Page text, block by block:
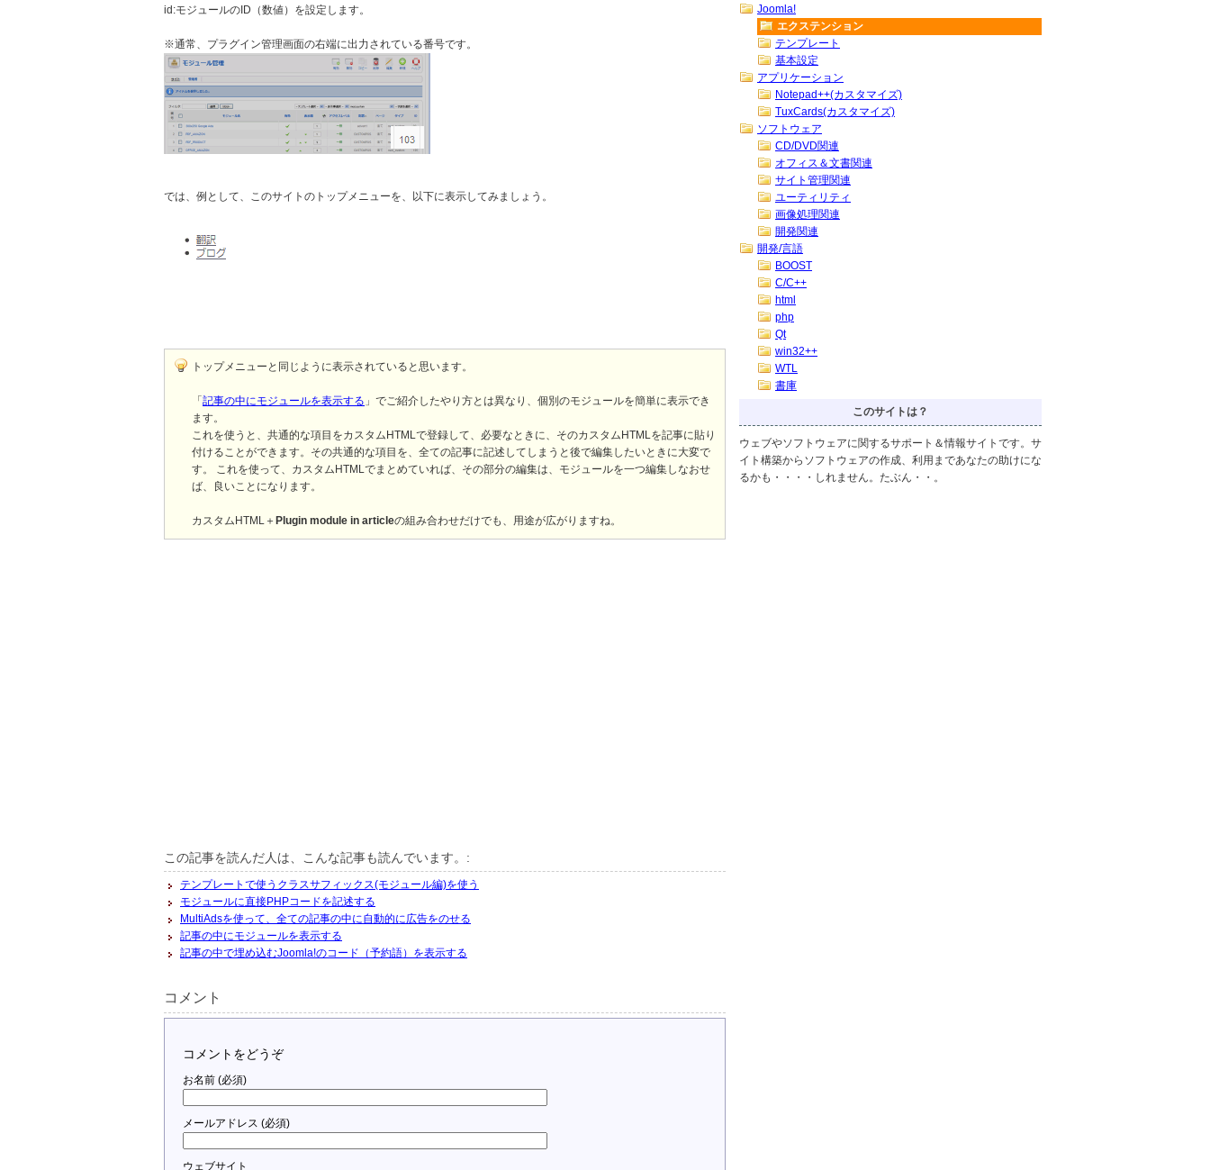
id:モジュールのID（数値）を設定します。
※通常、プラグイン管理画面の右端に出力されている番号です。
では、例として、このサイトのトップメニューを、以下に表示してみましょう。
トップメニューと同じように表示されていると思います。
「 記事の中にモジュールを表示する 」でご紹介したやり方とは異なり、個別のモジュールを簡単に表示でき
ます。
これを使うと、共通的な項目をカスタムHTMLで登録して、必要なときに、そのカスタムHTMLを記事に貼り
付けることができます。その共通的な項目を、全ての記事に記述してしまうと後で編集したいときに大変で
す。 これを使って、カスタムHTMLでまとめていれば、その部分の編集は、モジュールを一つ編集しなおせ
ば、良いことになります。
カスタムHTML＋ Plugin module in articleの組み合わせだけでも、用途が広がりますね。
この記事を読んだ人は、こんな記事も読んでいます。:
テンプレートで使うクラスサフィックス(モジュール編)を使う
モジュールに直接PHPコードを記述する
MultiAdsを使って、全ての記事の中に自動的に広告をのせる
記事の中にモジュールを表示する
記事の中で埋め込むJoomla!のコード（予約語）を表示する
コメント
コメントをどうぞ
お名前 (必須)
メールアドレス (必須)
ウェブサイト
Joomla!
エクステンション
テンプレート
基本設定
アプリケーション
Notepad++(カスタマイズ)
TuxCards(カスタマイズ)
ソフトウェア
CD/DVD関連
オフィス＆文書関連
サイト管理関連
ユーティリティ
画像処理関連
開発関連
開発/言語
BOOST
C/C++
html
php
Qt
win32++
WTL
書庫
このサイトは？
ウェブやソフトウェアに関するサポート＆情報サイトです。サ
イト構築からソフトウェアの作成、利用まであなたの助けにな
るかも・・・・しれません。たぶん・・。